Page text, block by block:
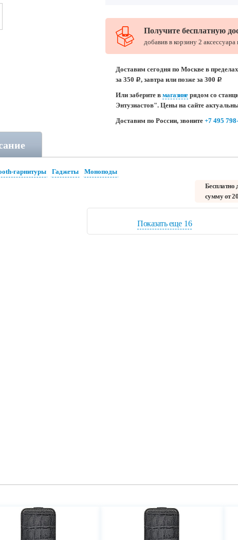
Получите бесплатную
добавив в корзину 2
Доставим сегодня по Москве в
за 350 c, завтра или позже за 300 c
Или заберите в магазинерядом со
Энтузиастов". Цены на сайте
Доставим по России, звоните +7 495
гарнитуры Гаджеты
Моноподы
Бесплатно
сумму от
Показать еще 16